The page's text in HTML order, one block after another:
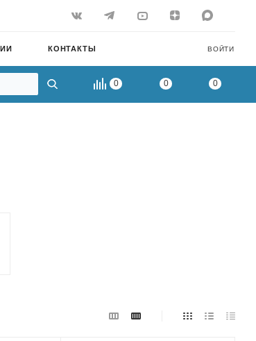
ВОЙТИ
КОНТАКТЫ
0 0 0